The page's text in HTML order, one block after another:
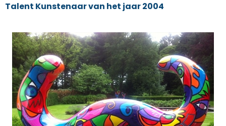
Talent Kunstenaar van het jaar 2004